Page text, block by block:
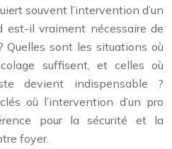
souvent l’intervention d’un
est-il vraiment nécessaire de
Quelles sont les situations où
suffisent, et celles où
devient indispensable ?
où l’intervention d’un pro
pour la sécurité et la
foyer.